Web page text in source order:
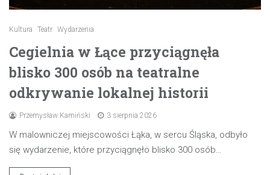
Kultura Teatr Wydarzenia
Cegielnia w Łące przyciągnęła
blisko 300 osób na teatralne
odkrywanie lokalnej historii
Przemysław Kamiński 3 sierpnia 2026
W malowniczej miejscowości Łąka, w sercu Śląska, odbyło
się wydarzenie, które przyciągnęło blisko 300 osób…